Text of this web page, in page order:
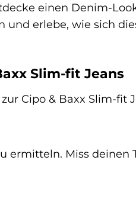
einen Denim-
erlebe, wie sich
Slim-fit Jeans
Cipo & Baxx Slim-fit
ermitteln. Miss